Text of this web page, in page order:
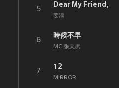
5
Dear My Friend,
姜濤
6
時候不早
MC 張天賦
7
12
MIRROR